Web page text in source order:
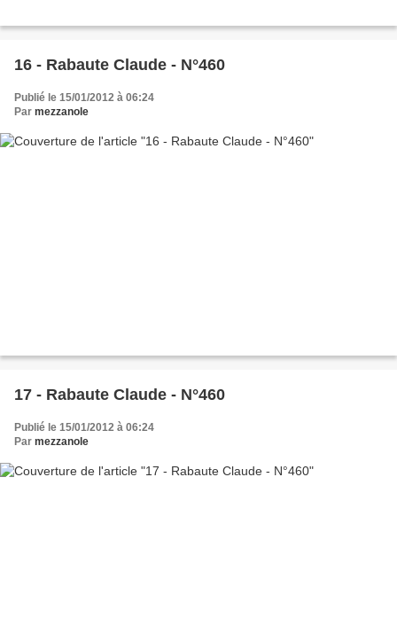
16 - Rabaute Claude - N°460
Publié le 15/01/2012 à 06:24
Par mezzanole
17 - Rabaute Claude - N°460
Publié le 15/01/2012 à 06:24
Par mezzanole